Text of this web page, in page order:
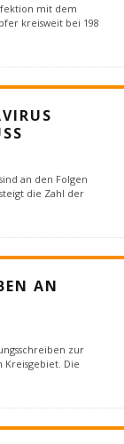
mit dem
kreisweit bei 198
an den Folgen
die Zahl der
AN
zur
Kreisgebiet. Die